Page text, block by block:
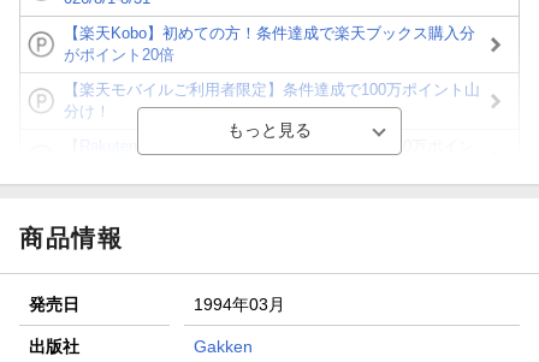
【楽天Kobo】初めての方！条件達成で楽天ブックス購入分
がポイント20倍
【楽天モバイルご利用者限定】条件達成で100万ポイント山
分け！
が当たる！
楽天モバイル紹介キャンペーンの拡散で300円OFFクーポン
進呈
商品情報
発売日 1994年03月
出版社 Gakken